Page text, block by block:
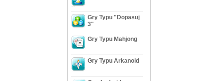
Gry Typu "Dopasuj
3"
Gry Typu Mahjong
Gry Typu Arkanoid